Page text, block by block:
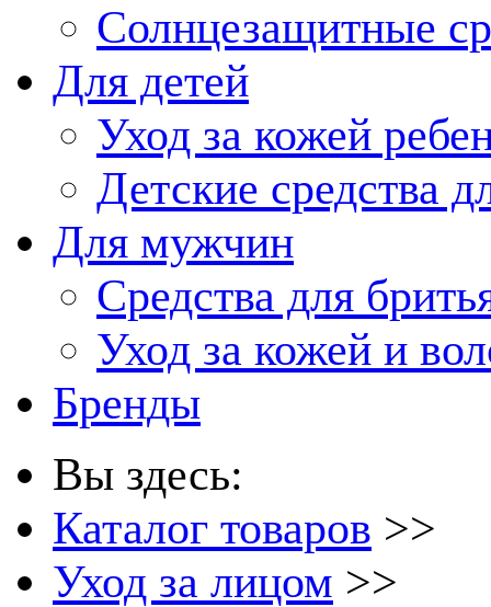
Солнцезащитные
Для детей
Уход за кожей
Детские средства
Для мужчин
Средства для
Уход за кожей и
Бренды
Вы здесь:
Каталог товаров >>
Уход за лицом >>